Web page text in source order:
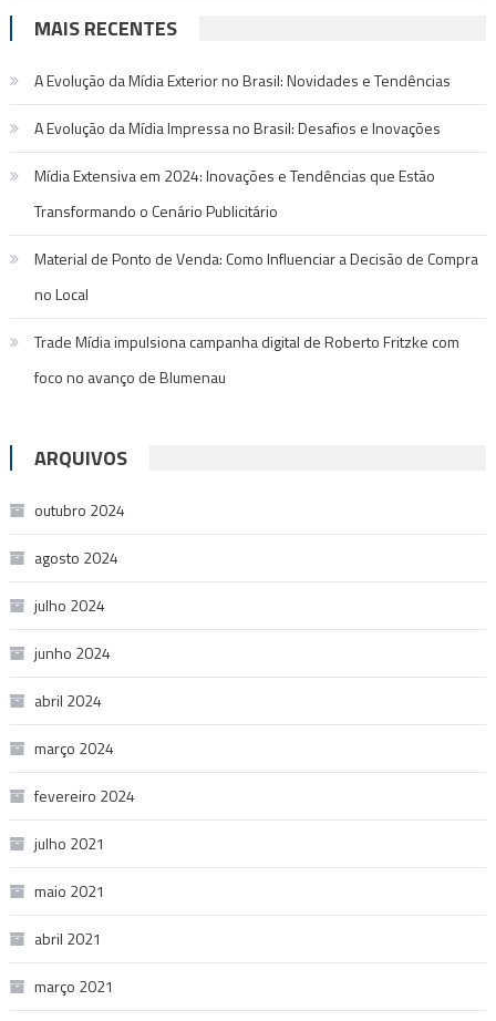
MAIS RECENTES
A Evolução da Mídia Exterior no Brasil: Novidades e Tendências
A Evolução da Mídia Impressa no Brasil: Desafios e Inovações
Mídia Extensiva em 2024: Inovações e Tendências que Estão
Transformando o Cenário Publicitário
Material de Ponto de Venda: Como Influenciar a Decisão de Compra
no Local
Trade Mídia impulsiona campanha digital de Roberto Fritzke com
foco no avanço de Blumenau
ARQUIVOS
outubro 2024
agosto 2024
julho 2024
junho 2024
abril 2024
março 2024
fevereiro 2024
julho 2021
maio 2021
abril 2021
março 2021